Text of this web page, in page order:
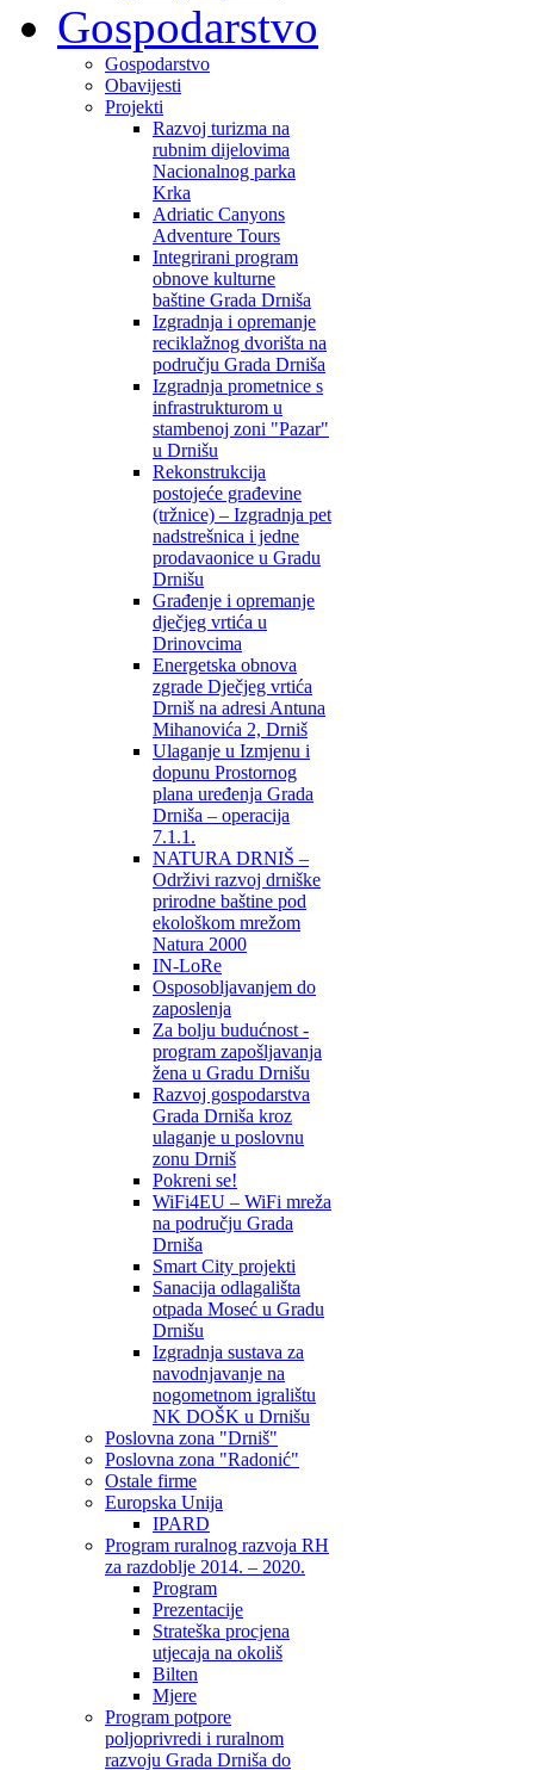
Gospodarstvo
Gospodarstvo
Obavijesti
Projekti
Razvoj turizma na
rubnim dijelovima
Nacionalnog parka
Krka
Adriatic Canyons
Adventure Tours
Integrirani program
obnove kulturne
baštine Grada Drniša
Izgradnja i opremanje
reciklažnog dvorišta na
području Grada Drniša
Izgradnja prometnice s
infrastrukturom u
stambenoj zoni "Pazar"
u Drnišu
Rekonstrukcija
postojeće građevine
(tržnice) – Izgradnja pet
nadstrešnica i jedne
prodavaonice u Gradu
Drnišu
Građenje i opremanje
dječjeg vrtića u
Drinovcima
Energetska obnova
zgrade Dječjeg vrtića
Drniš na adresi Antuna
Mihanovića 2, Drniš
Ulaganje u Izmjenu i
dopunu Prostornog
plana uređenja Grada
Drniša – operacija
7.1.1.
NATURA DRNIŠ –
Održivi razvoj drniške
prirodne baštine pod
ekološkom mrežom
Natura 2000
IN-LoRe
Osposobljavanjem do
zaposlenja
Za bolju budućnost -
program zapošljavanja
žena u Gradu Drnišu
Razvoj gospodarstva
Grada Drniša kroz
ulaganje u poslovnu
zonu Drniš
Pokreni se!
WiFi4EU – WiFi mreža
na području Grada
Drniša
Smart City projekti
Sanacija odlagališta
otpada Moseć u Gradu
Drnišu
Izgradnja sustava za
navodnjavanje na
nogometnom igralištu
NK DOŠK u Drnišu
Poslovna zona "Drniš"
Poslovna zona "Radonić"
Ostale firme
Europska Unija
IPARD
Program ruralnog razvoja RH
za razdoblje 2014. – 2020.
Program
Prezentacije
Strateška procjena
utjecaja na okoliš
Bilten
Mjere
Program potpore
poljoprivredi i ruralnom
razvoju Grada Drniša do